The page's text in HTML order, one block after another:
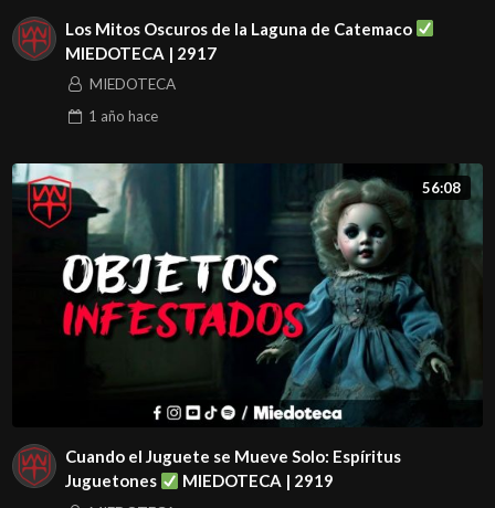
Los Mitos Oscuros de la Laguna de Catemaco
MIEDOTECA | 2917
MIEDOTECA
1 año hace
56:08
Cuando el Juguete se Mueve Solo: Espíritus
Juguetones
MIEDOTECA | 2919